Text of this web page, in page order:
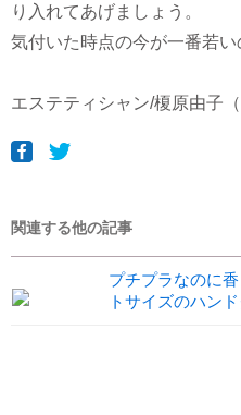
り入れてあげましょう。
気付いた時点の今が一番若い
エステティシャン/榎原由子
関連する他の記事
プチプラなのに
トサイズのハン